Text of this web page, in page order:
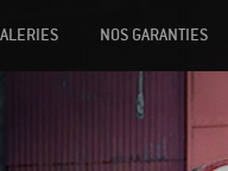
NOS GARANTIES